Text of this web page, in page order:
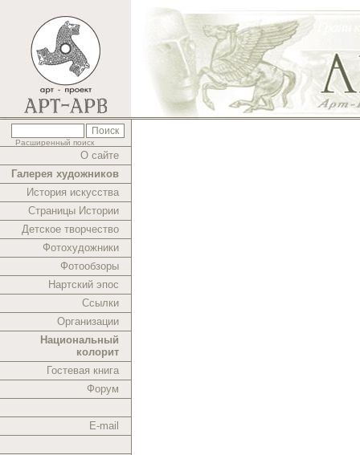
Расширенный поиск
О сайте
Галерея художников
История искусства
Страницы Истории
Детское творчество
Фотохудожники
Фотообзоры
Нартский эпос
Ссылки
Организации
Национальный
колорит
Гостевая книга
Форум
E-mail